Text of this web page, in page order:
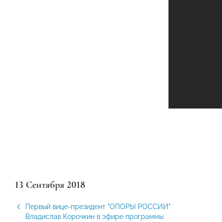
13 Сентября 2018
Первый вице-президент "ОПОРЫ РОССИИ"
Владислав Корочкин в эфире программы